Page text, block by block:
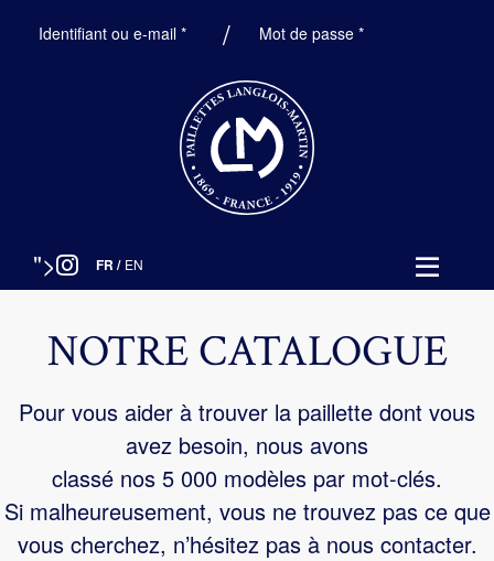
Identifiant ou e-mail *ObligatoireMot de passe*Obligatoire
"> FR / EN
NOTRE CATALOGUE
Pour vous aider à trouver la paillette dont vous
avez besoin, nous avons
classé nos 5 000 modèles par mot-clés.
Si malheureusement, vous ne trouvez pas ce que
vous cherchez, n’hésitez pas à nous contacter.